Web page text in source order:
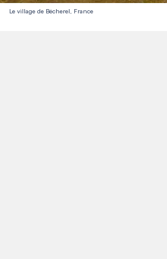
Le village de Bécherel, France